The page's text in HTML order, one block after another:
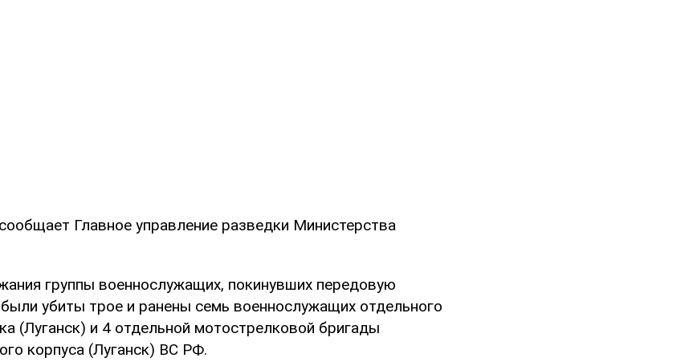
Главное управление разведки Министерства
группы военнослужащих, покинувших передовую
убиты трое и ранены семь военнослужащих отдельного
(Луганск) и 4 отдельной мотострелковой бригады
корпуса (Луганск) ВС РФ.